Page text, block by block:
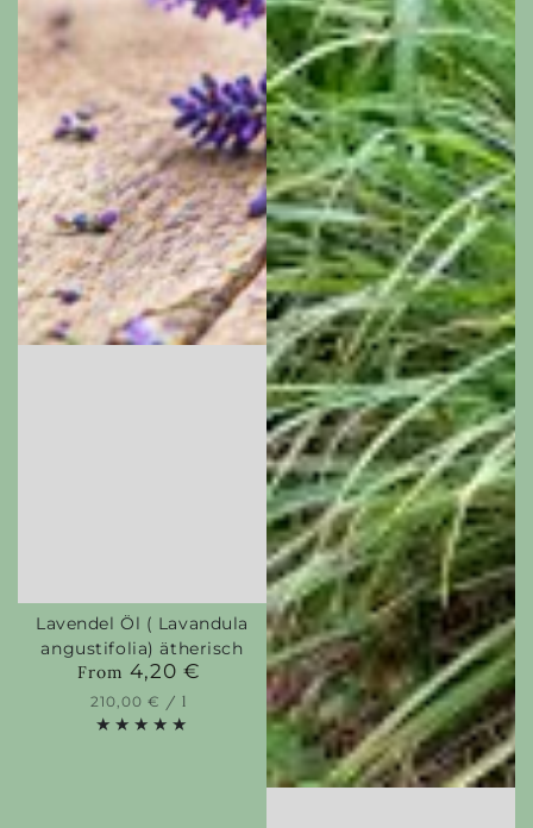
Lavendel Öl ( Lavandula
angustifolia) ätherisch
Regular
price
From 4,20 €
Unit
price
210,00 € / per
l